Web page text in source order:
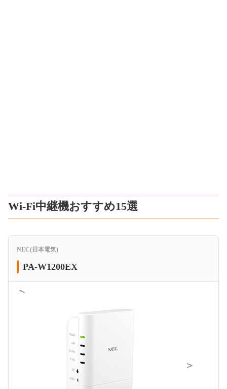
Wi-Fi中継機おすすめ15選
NEC(日本電気)
PA-W1200EX
＜
＞